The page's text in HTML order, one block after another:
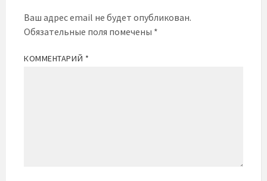
Ваш адрес email не будет опубликован.
Обязательные поля помечены *
КОММЕНТАРИЙ *